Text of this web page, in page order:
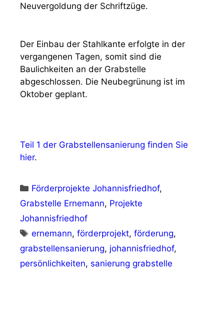
Neuvergoldung der Schriftzüge.
Der Einbau der Stahlkante erfolgte in der
vergangenen Tagen, somit sind die
Baulichkeiten an der Grabstelle
abgeschlossen. Die Neubegrünung ist im
Oktober geplant.
Teil 1 der Grabstellensanierung finden Sie
hier.
Kategorien
Förderprojekte Johannisfriedhof,
Grabstelle Ernemann, Projekte
Johannisfriedhof
Schlagwörter
ernemann,förderprojekt,förderung,
grabstellensanierung, johannisfriedhof,
persönlichkeiten, sanierung grabstelle